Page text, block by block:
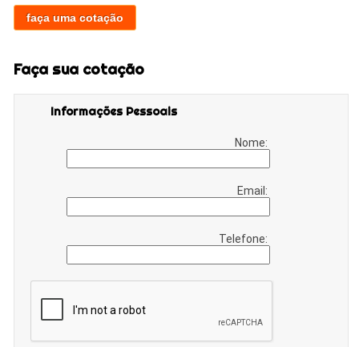
faça uma cotação
Faça sua cotação
Informações Pessoais
Nome:
Email:
Telefone: